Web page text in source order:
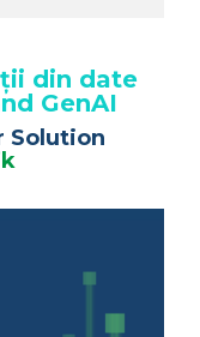
din date
GenAI
Solution